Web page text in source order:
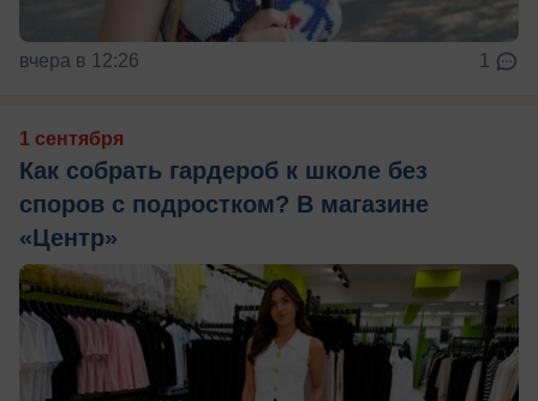
вчера в 12:26 1
1 сентября
Как собрать гардероб к школе без
споров с подростком? В магазине
«Центр»